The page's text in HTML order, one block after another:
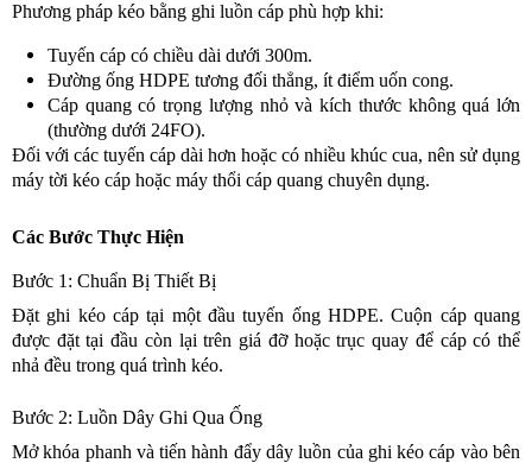
Phương pháp kéo bằng ghi luồn cáp phù hợp khi:
Tuyến cáp có chiều dài dưới 300m.
Đường ống HDPE tương đối thẳng, ít điểm uốn cong.
Cáp quang có trọng lượng nhỏ và kích thước không quá lớn
(thường dưới 24FO).
Đối với các tuyến cáp dài hơn hoặc có nhiều khúc cua, nên sử dụng
máy tời kéo cáp hoặc máy thổi cáp quang chuyên dụng.
Các Bước Thực Hiện
Bước 1: Chuẩn Bị Thiết Bị
Đặt ghi kéo cáp tại một đầu tuyến ống HDPE. Cuộn cáp quang
được đặt tại đầu còn lại trên giá đỡ hoặc trục quay để cáp có thể
nhả đều trong quá trình kéo.
Bước 2: Luồn Dây Ghi Qua Ống
Mở khóa phanh và tiến hành đẩy dây luồn của ghi kéo cáp vào bên